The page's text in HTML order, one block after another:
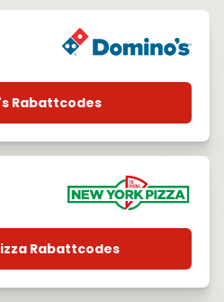
Rabattcodes
Rabattcodes